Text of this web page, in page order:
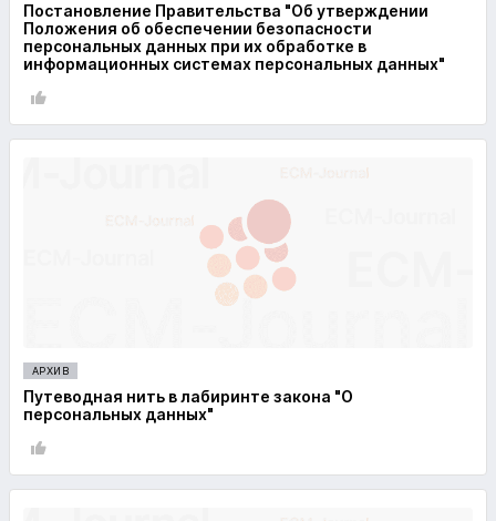
Постановление Правительства "Об утверждении
Положения об обеспечении безопасности
персональных данных при их обработке в
информационных системах персональных данных"
АРХИВ
Путеводная нить в лабиринте закона "О
персональных данных"